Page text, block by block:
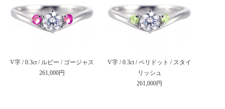
V字 / 0.3ct / ルビー / ゴージャス
261,000円
V字 / 0.3ct / ペリドット / スタイ
リッシュ
261,000円